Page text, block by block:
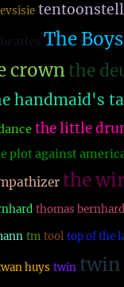
The Boys
crownthe
handmaid's
the little
plot against
the
thomas
tm tool top of the
huys twin twin